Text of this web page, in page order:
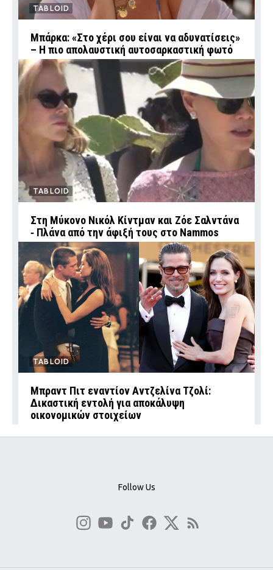
TABLOID
Μπάρκα: «Στο χέρι σου είναι να αδυνατίσεις»
– Η πιο απολαυστική αυτοσαρκαστική φωτό
TABLOID
Στη Μύκονο Νικόλ Κίντμαν και Ζόε Σαλντάνα
‑ Πλάνα από την άφιξή τους στο Nammos
TABLOID
Μπραντ Πιτ εναντίον Αντζελίνα Τζολί:
Δικαστική εντολή για αποκάλυψη
οικονομικών στοιχείων
Follow Us